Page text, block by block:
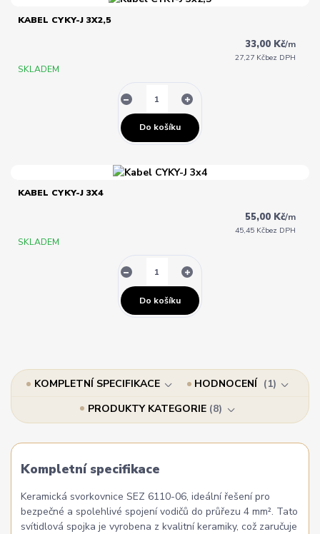
KABEL CYKY-J 3X2,5
33,00 Kč/m
27,27 Kčbez DPH
SKLADEM
Do košíku
KABEL CYKY-J 3X4
55,00 Kč/m
45,45 Kčbez DPH
SKLADEM
Do košíku
KOMPLETNÍ SPECIFIKACE HODNOCENÍ
1
PRODUKTY KATEGORIE 8
Kompletní specifikace
Keramická svorkovnice SEZ 6110-06, ideální řešení pro
bezpečné a spolehlivé spojení vodičů do průřezu 4 mm². Tato
svítidlová spojka je vyrobena z kvalitní keramiky, což zaručuje